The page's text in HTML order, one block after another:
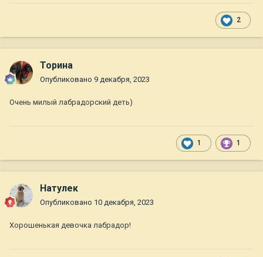
2
Торина
Опубликовано 9 декабря, 2023
Очень милый лабрадорский деть)
1 1
Натулек
Опубликовано 10 декабря, 2023
Хорошенькая девочка лабрадор!